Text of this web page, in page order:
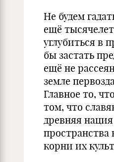
Не будем
ещё
углубиться в
бы застать
ещё не
земле
Главное то,
том, что
древняя
пространства
корни их